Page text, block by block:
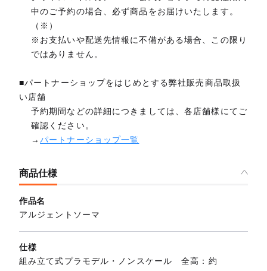
中のご予約の場合、必ず商品をお届けいたします。
（※）
※お支払いや配送先情報に不備がある場合、この限り
ではありません。
■パートナーショップをはじめとする弊社販売商品取扱
い店舗
予約期間などの詳細につきましては、各店舗様にてご
確認ください。
→パートナーショップ一覧
商品仕様
作品名
アルジェントソーマ
仕様
組み立て式プラモデル・ノンスケール 全高：約